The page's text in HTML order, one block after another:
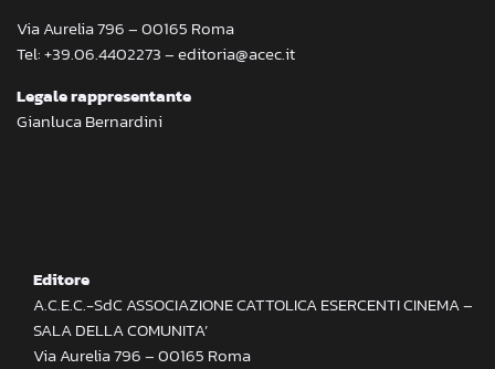
Via Aurelia 796 – 00165 Roma
Tel: +39.06.4402273 – editoria@acec.it
Legale rappresentante
Gianluca Bernardini
Editore
A.C.E.C.-SdC ASSOCIAZIONE CATTOLICA ESERCENTI CINEMA –
SALA DELLA COMUNITA’
Via Aurelia 796 – 00165 Roma